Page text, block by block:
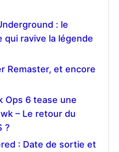
: le
qui ravive la légende
Remaster, et encore
Ops 6 tease une
– Le retour du
?
: Date de sortie et